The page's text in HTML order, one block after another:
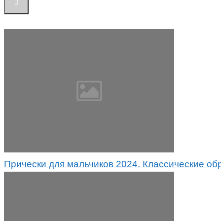
Прически для мальчиков 2024. Классические